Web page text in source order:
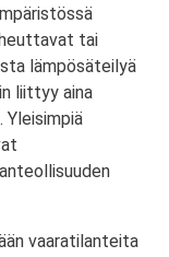
tai
lämpösäteilyä
liittyy aina
Yleisimpiä
vaaratilanteita